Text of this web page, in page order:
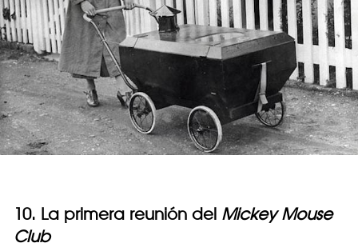
10. La primera reunión del Mickey Mouse
Club